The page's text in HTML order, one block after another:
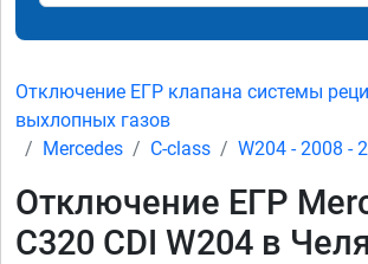
Отключение ЕГР клапана системы
выхлопных газов
Mercedes
C-class W204 - 2008 -
Отключение ЕГР
C320 CDI W204 в